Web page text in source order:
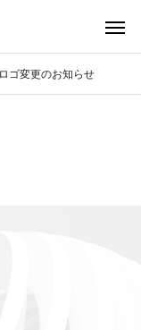
ゴ変更のお知らせ